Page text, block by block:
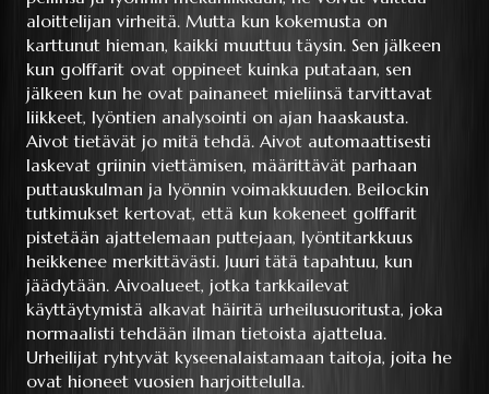
aloittelijan virheitä. Mutta kun kokemusta on
karttunut hieman, kaikki muuttuu täysin. Sen jälkeen
kun golffarit ovat oppineet kuinka putataan, sen
jälkeen kun he ovat painaneet mieliinsä tarvittavat
liikkeet, lyöntien analysointi on ajan haaskausta.
Aivot tietävät jo mitä tehdä. Aivot automaattisesti
laskevat griinin viettämisen, määrittävät parhaan
puttauskulman ja lyönnin voimakkuuden. Beilockin
tutkimukset kertovat, että kun kokeneet golffarit
pistetään ajattelemaan puttejaan, lyöntitarkkuus
heikkenee merkittävästi. Juuri tätä tapahtuu, kun
jäädytään. Aivoalueet, jotka tarkkailevat
käyttäytymistä alkavat häiritä urheilusuoritusta, joka
normaalisti tehdään ilman tietoista ajattelua.
Urheilijat ryhtyvät kyseenalaistamaan taitoja, joita he
ovat hioneet vuosien harjoittelulla.